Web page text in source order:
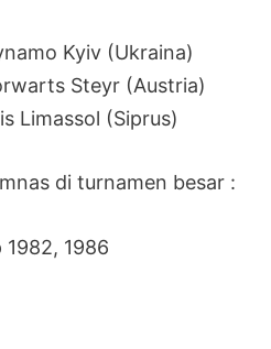
Kyiv (Ukraina)
Steyr (Austria)
Limassol (Siprus)
di turnamen besar :
1982, 1986